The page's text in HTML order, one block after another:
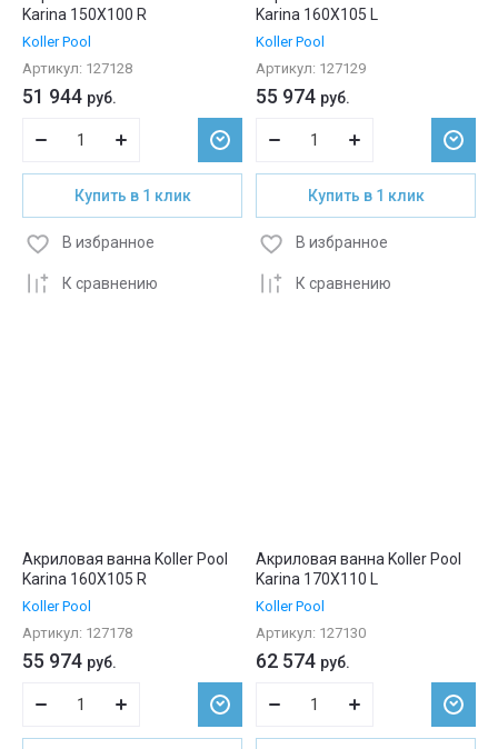
Karina 150X100 R
Koller Pool
Артикул: 127128
51 944 руб.
Купить в 1 клик
К сравнению
В избранное
Karina 160X105 L
Koller Pool
Артикул: 127129
55 974 руб.
Купить в 1 клик
К сравнению
В избранное
Акриловая ванна Koller Pool
Karina 160X105 R
Koller Pool
Артикул: 127178
55 974 руб.
Акриловая ванна Koller Pool
Karina 170X110 L
Koller Pool
Артикул: 127130
62 574 руб.